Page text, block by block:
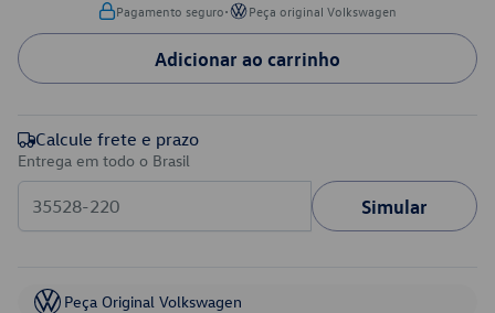
Pagamento seguro• Peça original Volkswagen
Adicionar ao carrinho
Calcule frete e prazo
Entrega em todo o Brasil
Simular
Peça Original Volkswagen